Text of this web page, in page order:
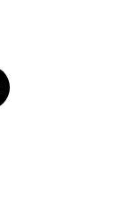
on Print